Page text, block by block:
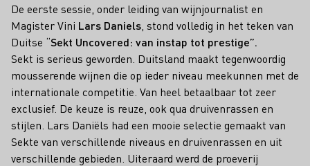
De eerste sessie, onder leiding van wijnjournalist en
Magister Vini Lars Daniels , stond volledig in het teken van
Duitse “Sekt Uncovered: van instap tot prestige”.
Sekt is serieus geworden. Duitsland maakt tegenwoordig
mousserende wijnen die op ieder niveau meekunnen met de
internationale competitie. Van heel betaalbaar tot zeer
exclusief. De keuze is reuze, ook qua druivenrassen en
stijlen. Lars Daniëls had een mooie selectie gemaakt van
Sekte van verschillende niveaus en druivenrassen en uit
verschillende gebieden. Uiteraard werd de proeverij